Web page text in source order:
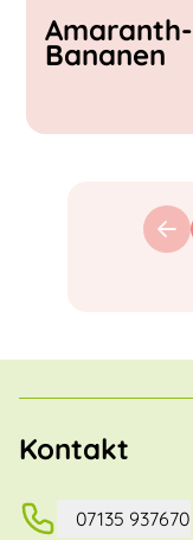
Amaranth-
Bananen
Kontakt
07135 937670